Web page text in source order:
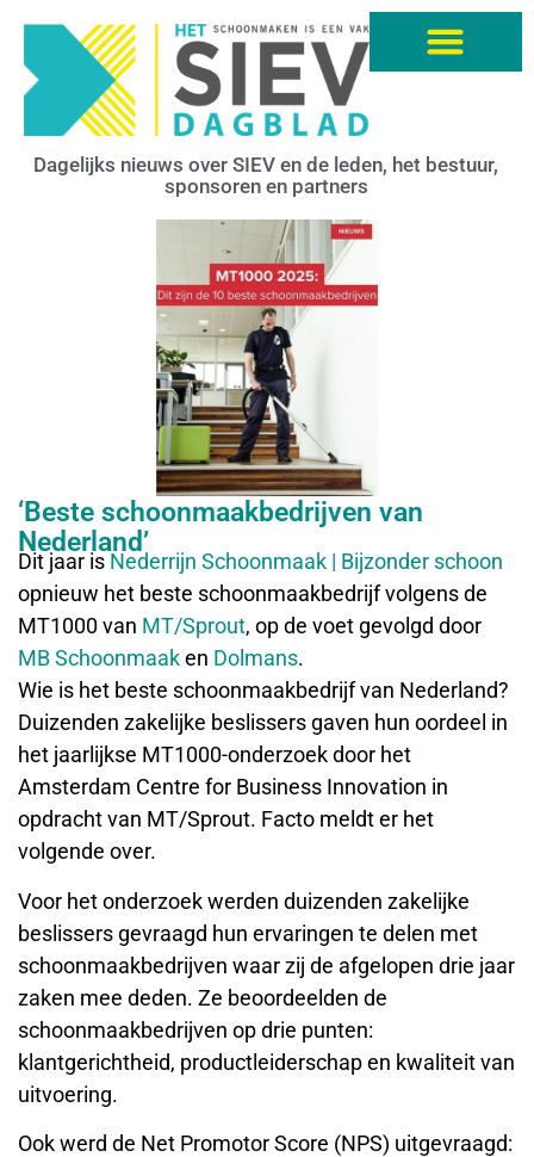
Dagelijks nieuws over SIEV en de leden, het bestuur,
sponsoren en partners
‘Beste schoonmaakbedrijven van
Nederland’
Dit jaar is Nederrijn Schoonmaak | Bijzonder schoon
opnieuw het beste schoonmaakbedrijf volgens de
MT1000 van MT/Sprout, op de voet gevolgd door
MB Schoonmaaken Dolmans.
Wie is het beste schoonmaakbedrijf van Nederland?
Duizenden zakelijke beslissers gaven hun oordeel in
het jaarlijkse MT1000-onderzoek door het
Amsterdam Centre for Business Innovation in
opdracht van MT/Sprout. Facto meldt er het
volgende over.
Voor het onderzoek werden duizenden zakelijke
beslissers gevraagd hun ervaringen te delen met
schoonmaakbedrijven waar zij de afgelopen drie jaar
zaken mee deden. Ze beoordeelden de
schoonmaakbedrijven op drie punten:
klantgerichtheid, productleiderschap en kwaliteit van
uitvoering.
Ook werd de Net Promotor Score (NPS) uitgevraagd: